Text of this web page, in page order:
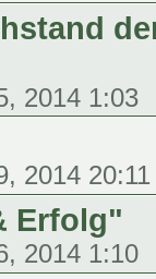
2014 1:03
2014 20:11
Erfolg"
2014 1:10